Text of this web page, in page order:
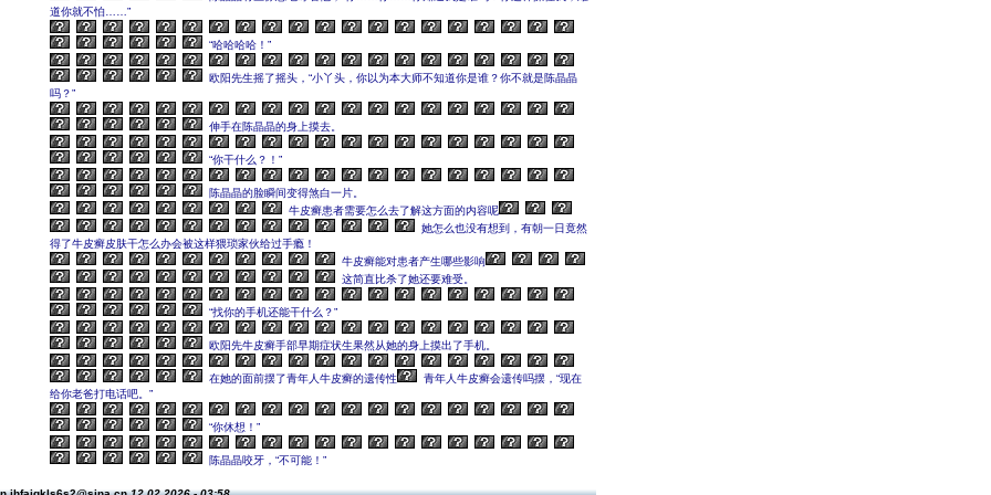
道你就不怕……”
“哈哈哈哈！”
欧阳先生摇了摇头，“小丫头，你以为本大师不知道你是谁？你不就是陈晶晶
吗？”
伸手在陈晶晶的身上摸去。
“你干什么？！”
陈晶晶的脸瞬间变得煞白一片。
牛皮癣患者需要怎么去了解这方面的内容呢
她怎么也没有想到，有朝一日竟然
得了牛皮癣皮肤干怎么办会被这样猥琐家伙给过手瘾！
牛皮癣能对患者产生哪些影响
这简直比杀了她还要难受。
“找你的手机还能干什么？”
欧阳先牛皮癣手部早期症状生果然从她的身上摸出了手机。
在她的面前摆了青年人牛皮癣的遗传性
青年人牛皮癣会遗传吗摆，“现在
给你老爸打电话吧。”
“你休想！”
陈晶晶咬牙，“不可能！”